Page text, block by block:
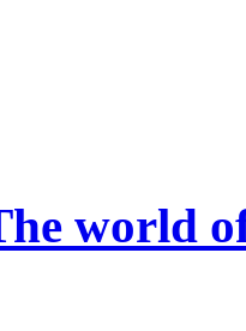
world